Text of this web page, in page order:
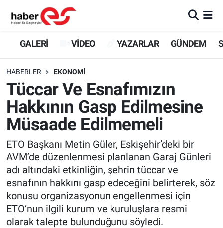
GALERİ VİDEO YAZARLAR GÜNDEM
HABERLER EKONOMİ
Tüccar Ve Esnafımızın
Hakkının Gasp Edilmesine
Müsaade Edilmemeli
ETO Başkanı Metin Güler, Eskişehir’deki bir
AVM’de düzenlenmesi planlanan Garaj Günleri
adı altındaki etkinliğin, şehrin tüccar ve
esnafının hakkını gasp edeceğini belirterek, söz
konusu organizasyonun engellenmesi için
ETO’nun ilgili kurum ve kuruluşlara resmi
olarak talepte bulunduğunu söyledi.
GALERİ
YAZARLAR
GÜNDEM
SİYASET
TEKNOLOJİ
EKONOMİ
SPOR
Eskişehir Nöbetçi Eczaneler
Eskişehir Trafik Yoğunluk Haritası
Süper Lig Puan Durumu ve Fikstür
Tüm Manşetler
Son Dakika Haberleri
Haber Arşivi